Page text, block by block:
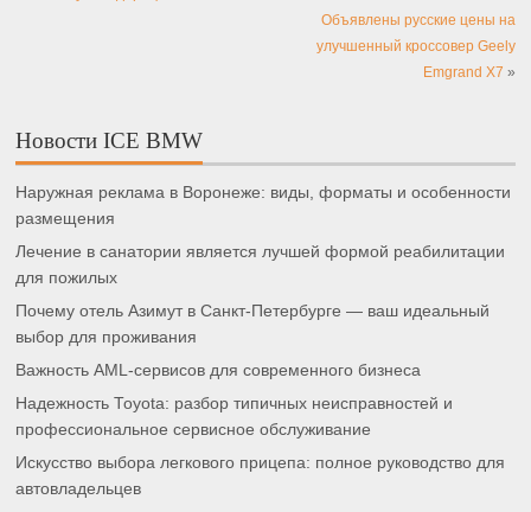
Объявлены русские цены на
улучшенный кроссовер Geely
Emgrand X7 »
Новости ICE BMW
Наружная реклама в Воронеже: виды, форматы и особенности
размещения
Лечение в санатории является лучшей формой реабилитации
для пожилых
Почему отель Азимут в Санкт-Петербурге — ваш идеальный
выбор для проживания
Важность AML-сервисов для современного бизнеса
Надежность Toyota: разбор типичных неисправностей и
профессиональное сервисное обслуживание
Искусство выбора легкового прицепа: полное руководство для
автовладельцев